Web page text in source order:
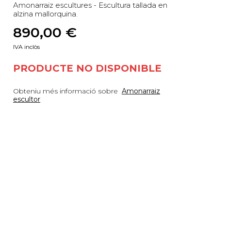
Amonarraiz escultures - Escultura tallada en
alzina mallorquina.
890,00 €
IVA inclòs
PRODUCTE NO DISPONIBLE
Obteniu més informació sobre Amonarraiz
escultor